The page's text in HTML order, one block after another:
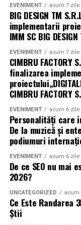
E-mail:
Când vine vorba
multe opțiuni
și eficiente metode
personalizate
.
design unic și
mașinii tale.
Printre beneficiile
protecția împotriva
și valoarea de
Stickere Auto
promova o afacere
vehicul mobil de
Protecție
Stickere Auto
caroseria mașinii
EVENIMENT acum 7 zile
BIG DESIGN TM
implementarii
IMM SC BIG
EVENIMENT acum 7 zile
CIMBRU FACTORY
finalizarea
CIMBRU FACTORY
EVENIMENT acum 6 zile
Personalități care
De la muzică și
podiumuri
EVENIMENT acum 6 zile
De ce SEO nu mai
2026?
UNCATEGORIZED acum
Ce Este Randarea
Știi